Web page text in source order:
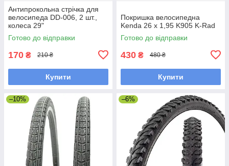
Антипрокольна стрічка для
велосипеда DD-006, 2 шт.,
колеса 29"
Готово до відправки
170 ₴ 210 ₴
Купити
Покришка велосипедна
Kenda 26 x 1,95 K905 K-Rad
Готово до відправки
430 ₴ 480 ₴
Купити
–10% –6%